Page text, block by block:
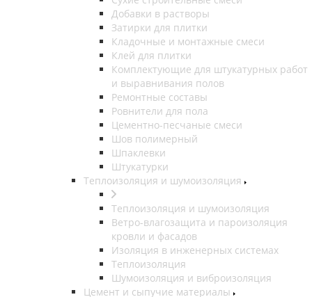
Добавки в растворы
Затирки для плитки
Кладочные и монтажные смеси
Клей для плитки
Комплектующие для штукатурных работ
и выравнивания полов
Ремонтные составы
Ровнители для пола
Цементно-песчаные смеси
Шов полимерный
Шпаклевки
Штукатурки
Теплоизоляция и шумоизоляция
Теплоизоляция и шумоизоляция
Ветро-влагозащита и пароизоляция
кровли и фасадов
Изоляция в инженерных системах
Теплоизоляция
Шумоизоляция и виброизоляция
Цемент и сыпучие материалы